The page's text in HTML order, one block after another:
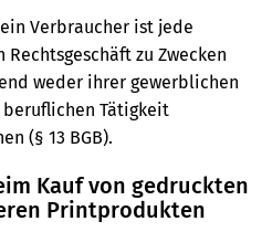
Verbraucher ist jede
zu Zwecken
weder ihrer gewerblichen
Tätigkeit
(§ 13 BGB).
Kauf von gedruckten
Printprodukten